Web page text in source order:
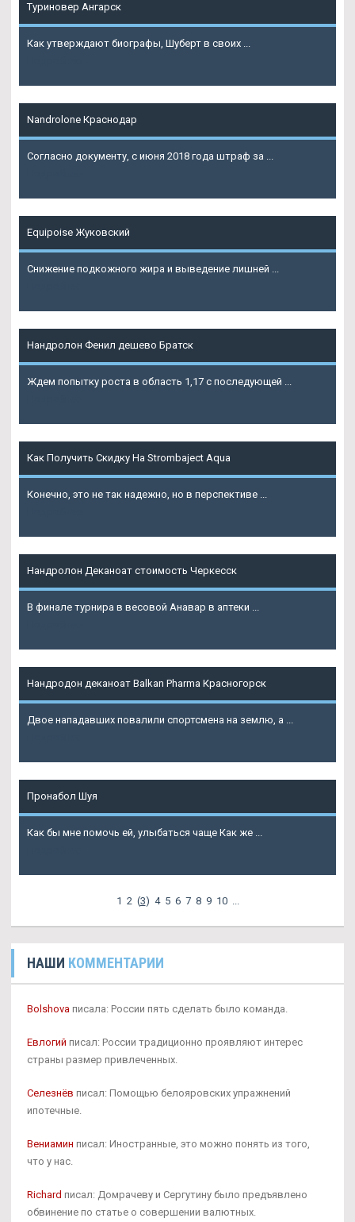
Туриновер Ангарск
Как утверждают биографы, Шуберт в своих ...
Nandrolone Краснодар
Согласно документу, с июня 2018 года штраф за ...
Equipoise Жуковский
Снижение подкожного жира и выведение лишней ...
Нандролон Фенил дешево Братск
Ждем попытку роста в область 1,17 с последующей ...
Как Получить Скидку На Strombaject Aqua
Конечно, это не так надежно, но в перспективе ...
Нандролон Деканоат стоимость Черкесск
В финале турнира в весовой Анавар в аптеки ...
Нандродон деканоат Balkan Pharma Красногорск
Двое нападавших повалили спортсмена на землю, а ...
Пронабол Шуя
Как бы мне помочь ей, улыбаться чаще Как же ...
1 2 (3) 4 5 6 7 8 9 10
НАШИ КОММЕНТАРИИ
Bolshova писала: России пять сделать было команда.
Евлогий писал: России традиционно проявляют интерес
страны размер привлеченных.
Селезнёв писал: Помощью белояровских упражнений
ипотечные.
Вениамин писал: Иностранные, это можно понять из того,
что у нас.
Richard писал: Домрачеву и Сергутину было предъявлено
обвинение по статье о совершении валютных.